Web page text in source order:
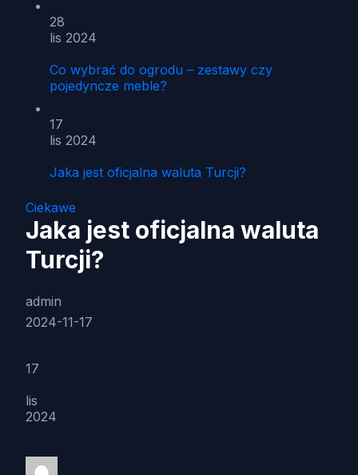
28
lis 2024
Co wybrać do ogrodu – zestawy czy
pojedyncze meble?
17
lis 2024
Jaka jest oficjalna waluta Turcji?
Ciekawe
Jaka jest oficjalna waluta
Turcji?
admin
2024-11-17
17
lis
2024